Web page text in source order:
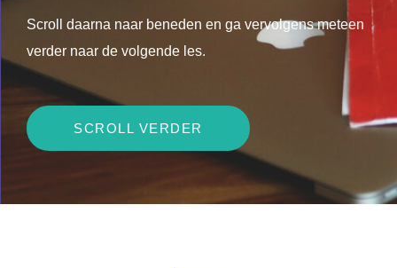
Scroll daarna naar beneden en ga vervolgens meteen
verder naar de volgende les.
SCROLL VERDER